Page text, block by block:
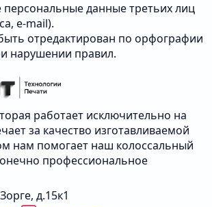
персональные данные третьих лиц
e-mail).
отредактирован по орфографии
нарушении правил.
работает исключительно на
за качество изготавливаемой
нам помогает наш колоссальный
профессиональное
д.15к1